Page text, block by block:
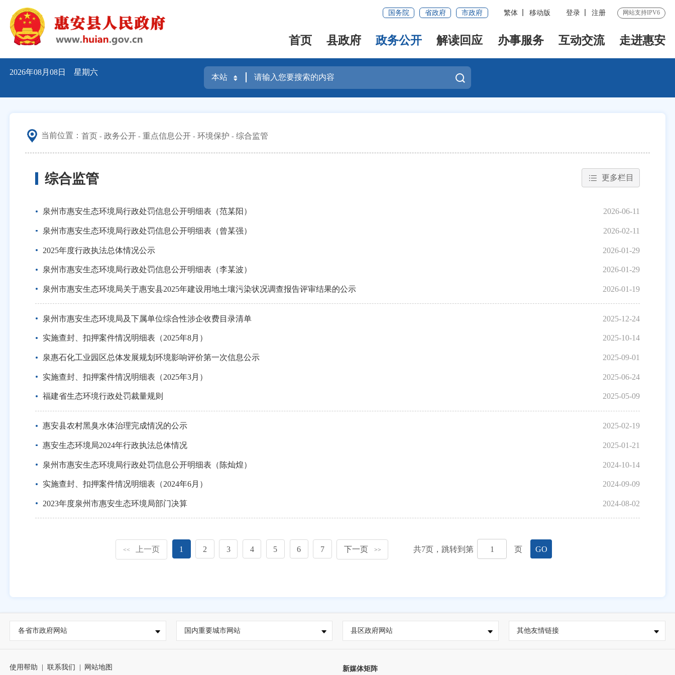
国务院 省政府 市政府 繁体 移动版 登录 注册 网站支持IPV6
首页 县政府 政务公开 解读回应 办事服务 互动交流 走进惠安
2026年08月08日 星期六
当前位置： 首页 政务公开 重点信息公开 环境保护 综合监管
综合监管 更多栏目
泉州市惠安生态环境局行政处罚信息公开明细表（范某阳） 2026-06-11
泉州市惠安生态环境局行政处罚信息公开明细表（曾某强） 2026-02-11
2025年度行政执法总体情况公示 2026-01-29
泉州市惠安生态环境局行政处罚信息公开明细表（李某波） 2026-01-29
泉州市惠安生态环境局关于惠安县2025年建设用地土壤污染状况调查报告评审结果的公示 2026-01-19
泉州市惠安生态环境局及下属单位综合性涉企收费目录清单 2025-12-24
实施查封、扣押案件情况明细表（2025年8月） 2025-10-14
泉惠石化工业园区总体发展规划环境影响评价第一次信息公示 2025-09-01
实施查封、扣押案件情况明细表（2025年3月） 2025-06-24
福建省生态环境行政处罚裁量规则 2025-05-09
惠安县农村黑臭水体治理完成情况的公示 2025-02-19
惠安生态环境局2024年行政执法总体情况 2025-01-21
泉州市惠安生态环境局行政处罚信息公开明细表（陈灿煌） 2024-10-14
实施查封、扣押案件情况明细表（2024年6月） 2024-09-09
2023年度泉州市惠安生态环境局部门决算 2024-08-02
<< 上一页 1 2 3 4 5 6 7 下一页 >> 共7页，跳转到第 页 GO
各省市政府网站 国内重要城市网站 县区政府网站 其他友情链接
使用帮助 联系我们 网站地图 新媒体矩阵